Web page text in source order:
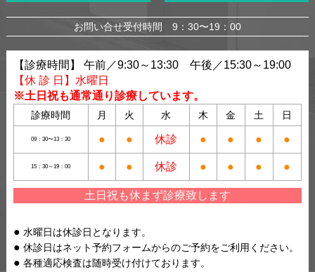
お問い合せ受付時間 9：30〜19：00
【診療時間】 午前／9:30～13:30 午後／15:30～19:00
【休 診 日】水曜日
※土日祝も通常通り診療しています。
診療時間 月 火 水 木 金 土 日
09：30〜13：30 ● ● 休診 ● ● ● ●
15：30～19：00 ● ● 休診 ● ● ● ●
土日祝も休まず診療致します
水曜日は休診日となります。
休診日はネット予約フォームからのご予約をご利用ください。
各種適応検査は随時受け付けております。